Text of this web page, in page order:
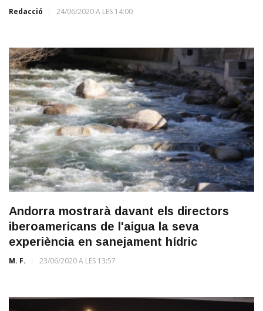
Redacció 24/06/2020 A LES 14:00
Andorra mostrarà davant els directors
iberoamericans de l'aigua la seva
experiència en sanejament hídric
M. F. 23/06/2020 A LES 13:57